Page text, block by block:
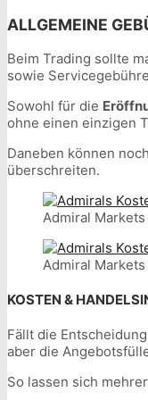
ALLGEMEINE
Beim Trading sollte
sowie
Sowohl für die
ohne einen einzigen
Daneben können noch
überschreiten.
Admiral
Admiral
KOSTEN &
Fällt die
aber die
So lassen sich